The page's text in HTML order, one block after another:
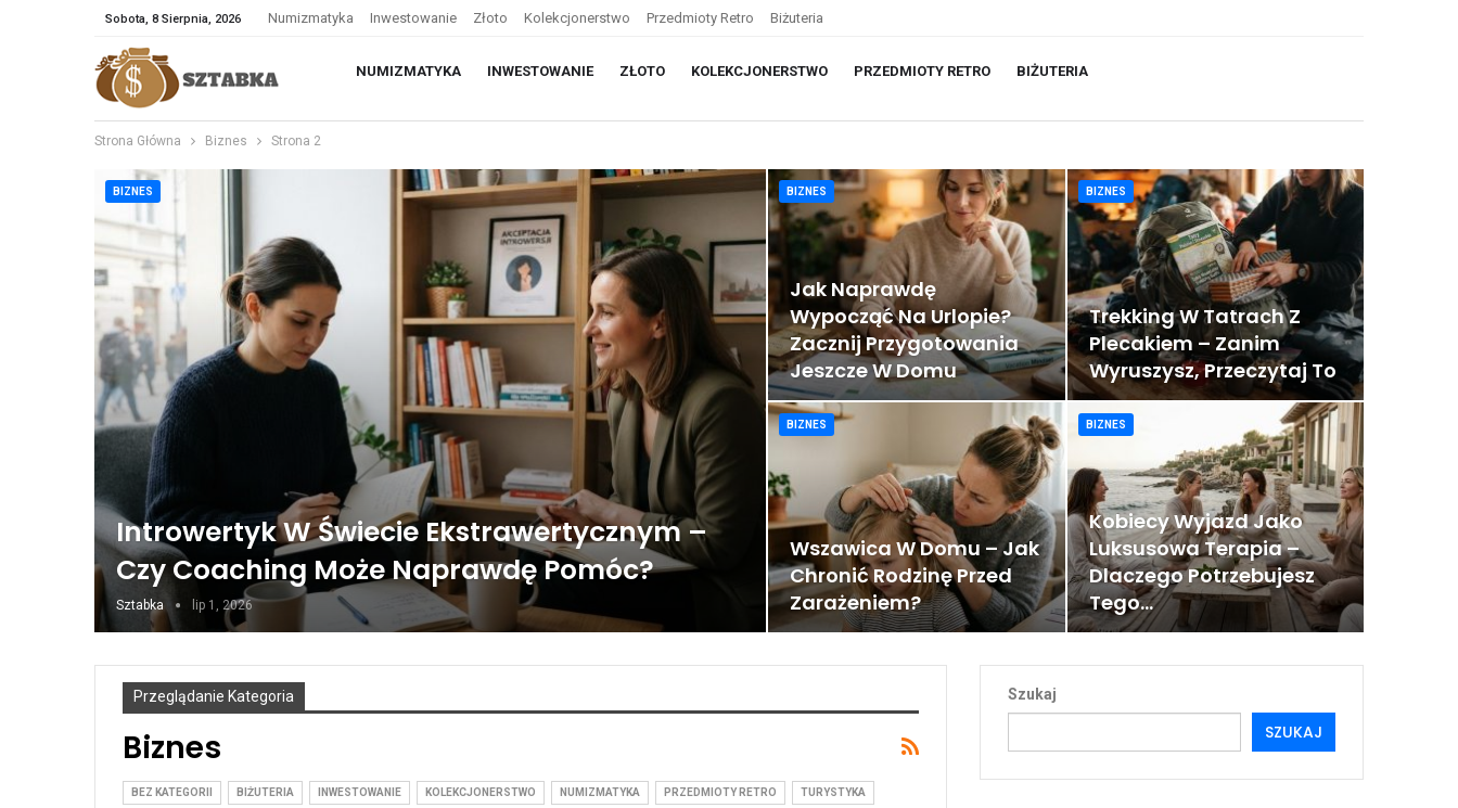
Sobota, 8 Sierpnia, 2026 Numizmatyka Inwestowanie Złoto Kolekcjonerstwo Przedmioty Retro Biżuteria
NUMIZMATYKA INWESTOWANIE ZŁOTO KOLEKCJONERSTWO PRZEDMIOTY RETRO BIŻUTERIA
Strona Główna Biznes Strona 2
BIZNES
Introwertyk W Świecie Ekstrawertycznym –
Czy Coaching Może Naprawdę Pomóc?
Sztabka lip 1, 2026
BIZNES
Jak Naprawdę
Wypocząć Na Urlopie?
Zacznij Przygotowania
Jeszcze W Domu
BIZNES
Trekking W Tatrach Z
Plecakiem – Zanim
Wyruszysz, Przeczytaj To
BIZNES
Wszawica W Domu – Jak
Chronić Rodzinę Przed
Zarażeniem?
BIZNES
Kobiecy Wyjazd Jako
Luksusowa Terapia –
Dlaczego Potrzebujesz
Tego…
Przeglądanie Kategoria
Biznes
BEZ KATEGORII BIŻUTERIA INWESTOWANIE KOLEKCJONERSTWO NUMIZMATYKA PRZEDMIOTY RETRO TURYSTYKA
Szukaj
SZUKAJ